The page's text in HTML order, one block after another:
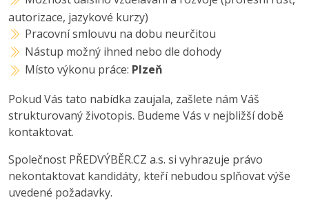
autorizace, jazykové kurzy)
Pracovní smlouvu na dobu neurčitou
Nástup možný ihned nebo dle dohody
Místo výkonu práce: Plzeň
Pokud Vás tato nabídka zaujala, zašlete nám Váš
strukturovaný životopis. Budeme Vás v nejbližší době
kontaktovat.
Společnost PŘEDVÝBĚR.CZ a.s. si vyhrazuje právo
nekontaktovat kandidáty, kteří nebudou splňovat výše
uvedené požadavky.